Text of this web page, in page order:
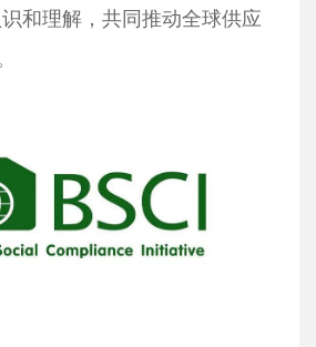
和理解，共同推动全球供应